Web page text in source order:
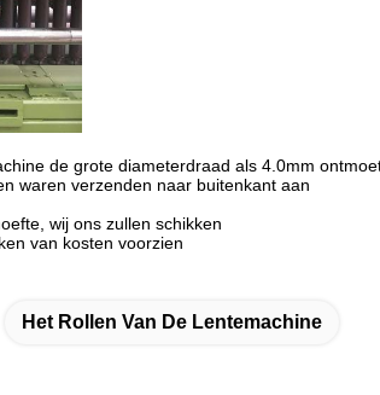
de grote diameterdraad als 4.0mm
waren verzenden naar buitenkant aan
wij ons zullen schikken
van kosten voorzien
Het Rollen Van De Lentemachine